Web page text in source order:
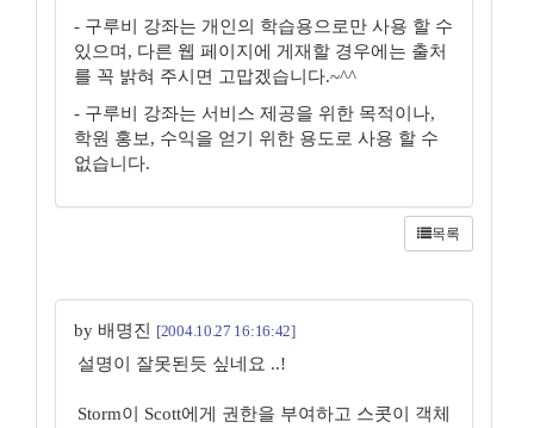
- 구루비 강좌는 개인의 학습용으로만 사용 할 수
있으며, 다른 웹 페이지에 게재할 경우에는 출처
를 꼭 밝혀 주시면 고맙겠습니다.~^^
- 구루비 강좌는 서비스 제공을 위한 목적이나,
학원 홍보, 수익을 얻기 위한 용도로 사용 할 수
없습니다.
목록
by 배명진 [2004.10.27 16:16:42]
설명이 잘못된듯 싶네요 ..!
Storm이 Scott에게 권한을 부여하고 스콧이 객체